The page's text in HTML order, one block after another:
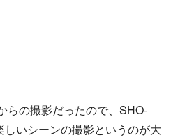
らの撮影だったので、SHO-
いシーンの撮影というのが大